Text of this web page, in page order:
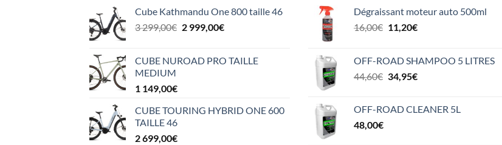
Cube Kathmandu One 800 taille 46
3 299,00€ Le
était :
2 999,00€Le
est :
CUBE NUROAD PRO TAILLE
MEDIUM
1 149,00€
CUBE TOURING HYBRID ONE 600
TAILLE 46
2 699,00€
Dégraissant moteur auto 500ml
16,00€ Le
était :
16,00€.
11,20€Le
est :
11,20€.
OFF-ROAD SHAMPOO 5 LITRES
44,60€ Le
était :
34,95€Le
est :
OFF-ROAD CLEANER 5L
48,00€